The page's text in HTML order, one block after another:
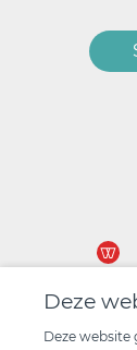
Deze
Deze website